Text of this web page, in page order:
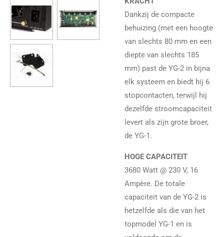
Dankzij de compacte
behuizing (met een hoogte
van slechts 80 mm en een
diepte van slechts 185
mm) past de YG-2 in bijna
elk systeem en biedt hij 6
stopcontacten, terwijl hij
dezelfde stroomcapaciteit
levert als zijn grote broer,
de YG-1.
HOGE CAPACITEIT
3680 Watt @ 230 V, 16
Ampère. De totale
capaciteit van de YG-2 is
hetzelfde als die van het
topmodel YG-1 en is